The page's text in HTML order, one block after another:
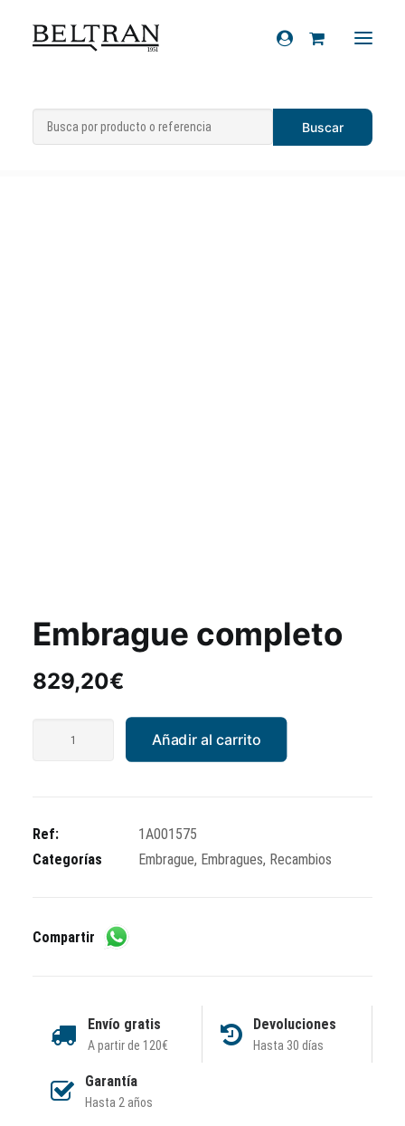
Recambios
Inicio Recambios » Embrague
Embragues»Embrague completo
Embrague completo
829,20€
Añadir al carrito
Ref:
1A001575
Categorías
Embrague, Embragues, Recambios
Compartir
Envío gratis
A partir de 120€
Devoluciones
Hasta 30 días
Garantía
Hasta 2 años